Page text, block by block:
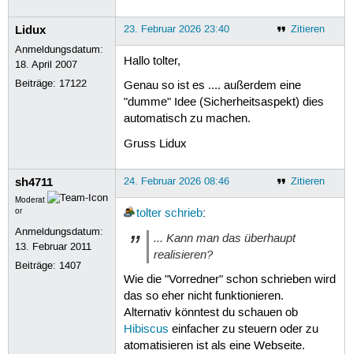
Lidux
Anmeldungsdatum:
18. April 2007
Beiträge: 17122
Zitieren
23. Februar 2026 23:40
Hallo tolter,
Genau so ist es .... außerdem eine
"dumme" Idee (Sicherheitsaspekt) dies
automatisch zu machen.
Gruss Lidux
sh4711
Moderat
or
Anmeldungsdatum:
13. Februar 2011
Beiträge: 1407
Zitieren
24. Februar 2026 08:46
tolter schrieb:
... Kann man das überhaupt
realisieren?
Wie die "Vorredner" schon schrieben wird
das so eher nicht funktionieren.
Alternativ könntest du schauen ob
Hibiscus einfacher zu steuern oder zu
atomatisieren ist als eine Webseite.